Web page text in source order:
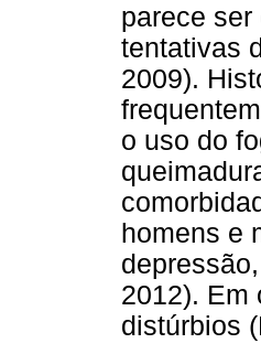
parece
tentativas
2009).
o uso do
homens e
2012). Em
distúrbios